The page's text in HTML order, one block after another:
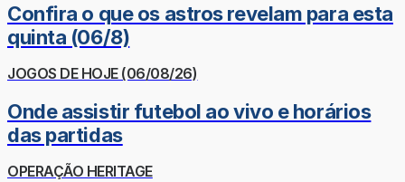
Confira o que os astros revelam para esta
quinta (06/8)
JOGOS DE HOJE (06/08/26)
Onde assistir futebol ao vivo e horários
das partidas
OPERAÇÃO HERITAGE